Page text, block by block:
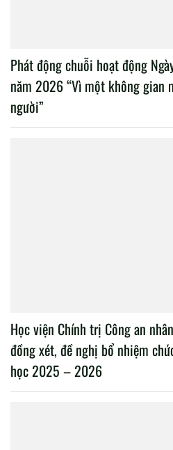
Phát động chuỗi hoạt động
năm 2026 “Vì một không gian
người”
Học viện Chính trị Công an
đồng xét, đề nghị bổ nhiệm
học 2025 – 2026